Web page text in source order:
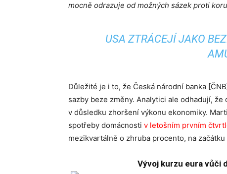
mocně odrazuje od možných sázek proti
USA ZTRÁCEJÍ JAKO
Důležité je i to, že Česká národní banka
sazby beze změny. Analytici ale odhadují,
v důsledku zhoršení výkonu ekonomiky.
spotřeby domácnosti v letošním prvním
mezikvartálně o zhruba procento, na
Vývoj kurzu eura vůči